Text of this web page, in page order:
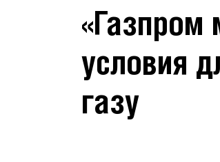
«Газпром
условия
газу